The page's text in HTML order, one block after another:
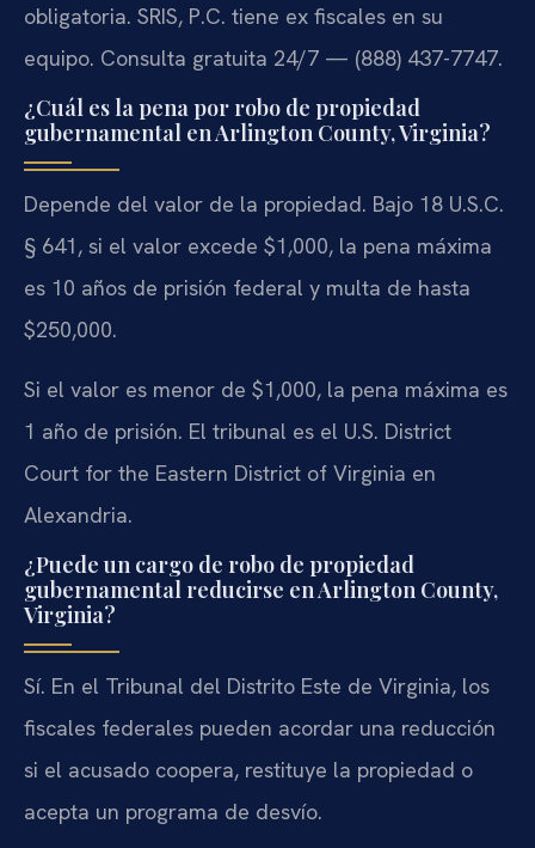
obligatoria. SRIS, P.C. tiene ex fiscales en su
equipo. Consulta gratuita 24/7 — (888) 437-7747.
¿Cuál es la pena por robo de propiedad
gubernamental en Arlington County, Virginia?
Depende del valor de la propiedad. Bajo 18 U.S.C.
§ 641, si el valor excede $1,000, la pena máxima
es 10 años de prisión federal y multa de hasta
$250,000.
Si el valor es menor de $1,000, la pena máxima es
1 año de prisión. El tribunal es el U.S. District
Court for the Eastern District of Virginia en
Alexandria.
¿Puede un cargo de robo de propiedad
gubernamental reducirse en Arlington County,
Virginia?
Sí. En el Tribunal del Distrito Este de Virginia, los
fiscales federales pueden acordar una reducción
si el acusado coopera, restituye la propiedad o
acepta un programa de desvío.